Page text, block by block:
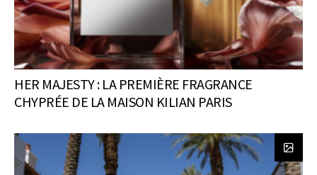
HER MAJESTY : LA PREMIÈRE FRAGRANCE
CHYPRÉE DE LA MAISON KILIAN PARIS